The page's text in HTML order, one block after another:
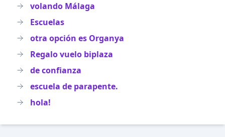
volando Málaga
Escuelas
otra opción es Organya
Regalo vuelo biplaza
de confianza
escuela de parapente.
hola!